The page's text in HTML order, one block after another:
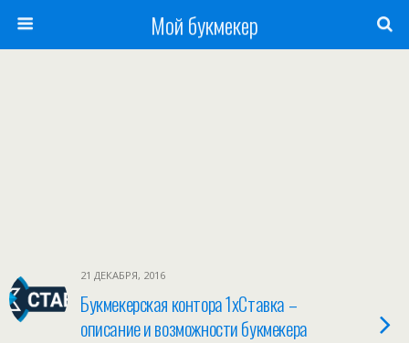
Мой букмекер
21 ДЕКАБРЯ, 2016
Букмекерская контора 1хСтавка –
описание и возможности букмекера